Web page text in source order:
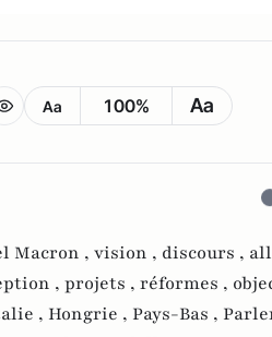
Aa 100% Aa
Macron , vision , discours ,
, projets , réformes ,
, Hongrie , Pays-Bas ,